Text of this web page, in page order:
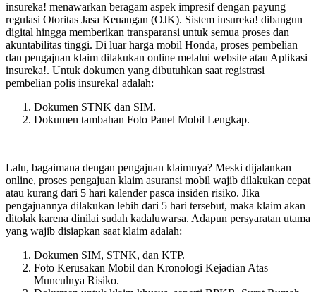
insureka! menawarkan beragam aspek impresif dengan payung
regulasi Otoritas Jasa Keuangan (OJK). Sistem insureka! dibangun
digital hingga memberikan transparansi untuk semua proses dan
akuntabilitas tinggi. Di luar harga mobil Honda, proses pembelian
dan pengajuan klaim dilakukan online melalui website atau Aplikasi
insureka!. Untuk dokumen yang dibutuhkan saat registrasi
pembelian polis insureka! adalah:
Dokumen STNK dan SIM.
Dokumen tambahan Foto Panel Mobil Lengkap.
Lalu, bagaimana dengan pengajuan klaimnya? Meski dijalankan
online, proses pengajuan klaim asuransi mobil wajib dilakukan cepat
atau kurang dari 5 hari kalender pasca insiden risiko. Jika
pengajuannya dilakukan lebih dari 5 hari tersebut, maka klaim akan
ditolak karena dinilai sudah kadaluwarsa. Adapun persyaratan utama
yang wajib disiapkan saat klaim adalah:
Dokumen SIM, STNK, dan KTP.
Foto Kerusakan Mobil dan Kronologi Kejadian Atas
Munculnya Risiko.